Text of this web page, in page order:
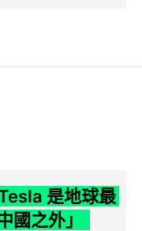
是地球最
國之外」